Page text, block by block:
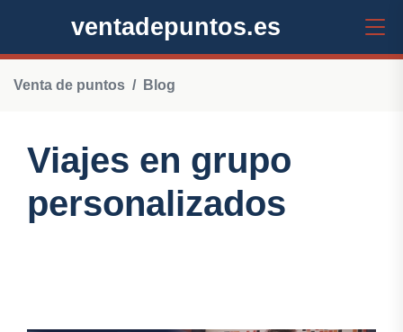
ventadepuntos.es
Venta de puntos Blog
Viajes en grupo
personalizados